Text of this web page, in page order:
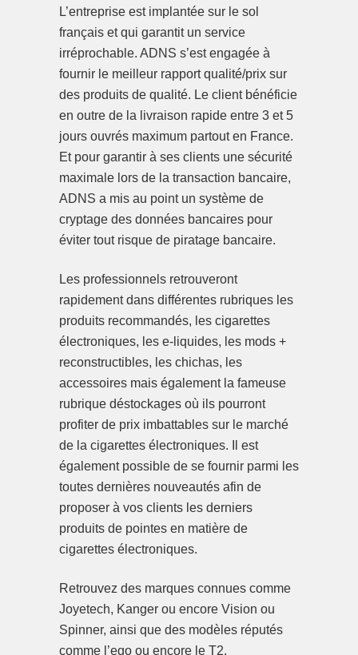
L’entreprise est implantée sur le sol
français et qui garantit un service
irréprochable. ADNS s’est engagée à
fournir le meilleur rapport qualité/prix sur
des produits de qualité. Le client bénéficie
en outre de la livraison rapide entre 3 et 5
jours ouvrés maximum partout en France.
Et pour garantir à ses clients une sécurité
maximale lors de la transaction bancaire,
ADNS a mis au point un système de
cryptage des données bancaires pour
éviter tout risque de piratage bancaire.
Les professionnels retrouveront
rapidement dans différentes rubriques les
produits recommandés, les cigarettes
électroniques, les e-liquides, les mods +
reconstructibles, les chichas, les
accessoires mais également la fameuse
rubrique déstockages où ils pourront
profiter de prix imbattables sur le marché
de la cigarettes électroniques. Il est
également possible de se fournir parmi les
toutes dernières nouveautés afin de
proposer à vos clients les derniers
produits de pointes en matière de
cigarettes électroniques.
Retrouvez des marques connues comme
Joyetech, Kanger ou encore Vision ou
Spinner, ainsi que des modèles réputés
comme l’ego ou encore le T2.